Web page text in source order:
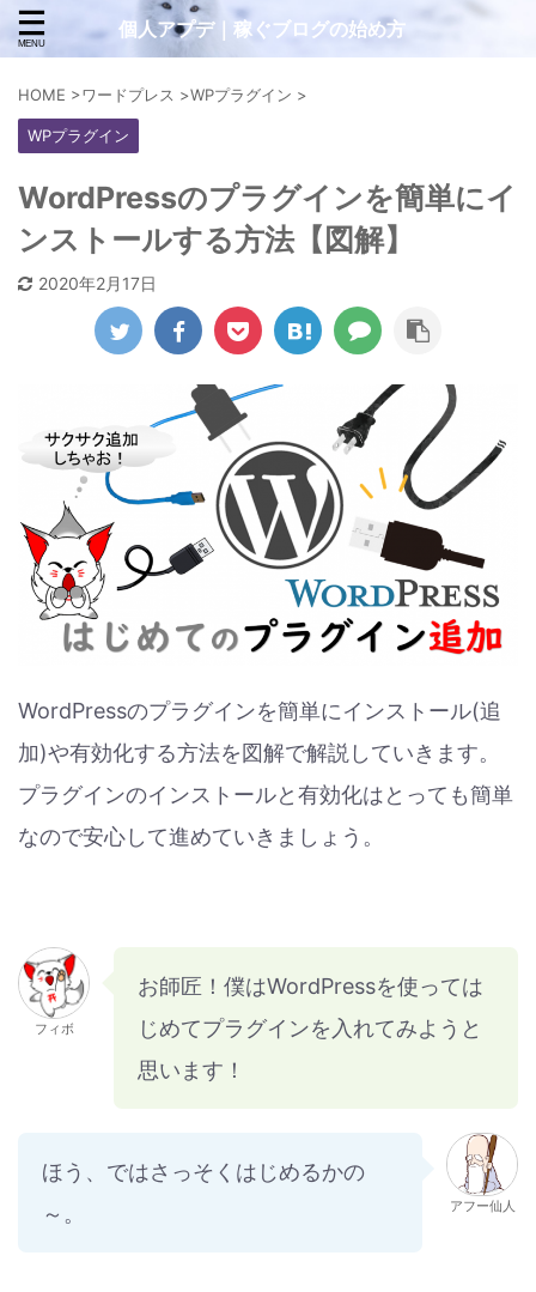
個人アプデ｜稼ぐブログの始め方
HOME >ワードプレス >WPプラグイン >
WPプラグイン
WordPressのプラグインを簡単にイ
ンストールする方法【図解】
2020年2月17日
WordPressのプラグインを簡単にインストール(追
加)や有効化する方法を図解で解説していきます。
プラグインのインストールと有効化はとっても簡単
なので安心して進めていきましょう。
フィボ
お師匠！僕はWordPressを使っては
じめてプラグインを入れてみようと
思います！
ほう、ではさっそくはじめるかの
～。
アフー仙人